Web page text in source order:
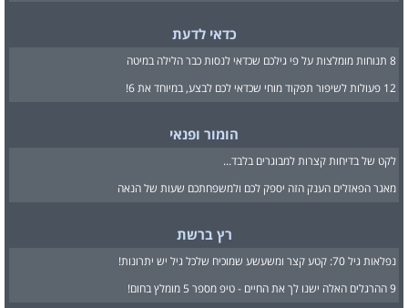
כדאי לדעת
8 תנוחות מומלצות על פי גילכם שכדאי לנסות כבר הלילה במיטה
12 פעולות לשיפור תפקוד מוחי שכדאי לכם לבצע, במיוחד את 6!
הומור ופנאי
לקט של בדיחות קצרות למבוגרים בלבד...
מאגר הפאזלים הענק הזה יספק לכם ולמשפחתכם שעות של הנאה
רץ ברשת
נפלאות גיל 70: קטע קצר ומשעשע שמוכיח שלכל גיל יש יתרונות!
9 ההרגלים האלה ישנו לך את החיים - טיפ מספר 5 מומלץ בחום!